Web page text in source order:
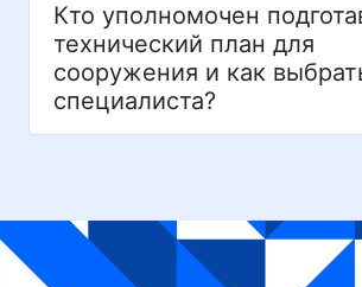
Кто уполномочен
технический план для
сооружения и как
специалиста?